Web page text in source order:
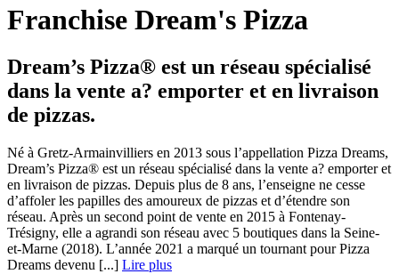
Franchise Dream's Pizza
Dream’s Pizza® est un réseau spécialisé
dans la vente a? emporter et en livraison
de pizzas.
Né à Gretz-Armainvilliers en 2013 sous l’appellation Pizza Dreams,
Dream’s Pizza® est un réseau spécialisé dans la vente a? emporter et
en livraison de pizzas. Depuis plus de 8 ans, l’enseigne ne cesse
d’affoler les papilles des amoureux de pizzas et d’étendre son
réseau. Après un second point de vente en 2015 à Fontenay-
Trésigny, elle a agrandi son réseau avec 5 boutiques dans la Seine-
et-Marne (2018). L’année 2021 a marqué un tournant pour Pizza
Dreams devenu [...] Lire plus